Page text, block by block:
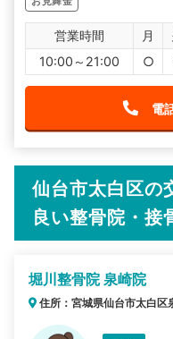
営業時間 月
10:00～21:00
○
電
仙台市太白区の
良い整骨院・接
堀川整骨院 泉崎院
住所：宮城県仙台市太白